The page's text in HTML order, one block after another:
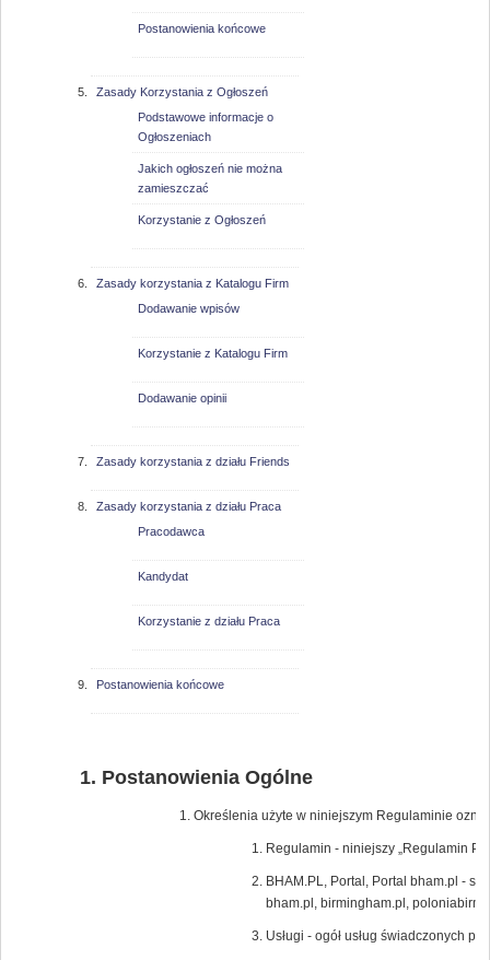
Postanowienia końcowe
Zasady Korzystania z Ogłoszeń
Podstawowe informacje o
Ogłoszeniach
Jakich ogłoszeń nie można
zamieszczać
Korzystanie z Ogłoszeń
Zasady korzystania z Katalogu Firm
Dodawanie wpisów
Korzystanie z Katalogu Firm
Dodawanie opinii
Zasady korzystania z działu Friends
Zasady korzystania z działu Praca
Pracodawca
Kandydat
Korzystanie z działu Praca
Postanowienia końcowe
Postanowienia Ogólne
Określenia użyte w niniejszym Regulaminie
Regulamin - niniejszy „Regulamin
BHAM.PL, Portal, Portal bham.pl -
bham.pl, birmingham.pl,
Usługi - ogół usług świadczonych